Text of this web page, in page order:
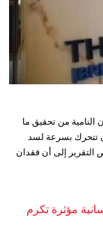
النامية من تحقيق ما
تتحرك بسرعة لسد
التقرير إلى أن فقدان
مؤثرة تكرم